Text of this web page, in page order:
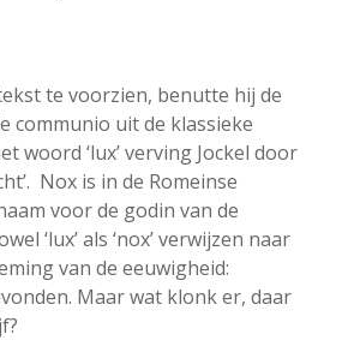
te voorzien, benutte hij de
communio uit de klassieke
woord ‘lux’ verving Jockel door
Nox is in de Romeinse
voor de godin van de
‘lux’ als ‘nox’ verwijzen naar
van de eeuwigheid:
Maar wat klonk er, daar